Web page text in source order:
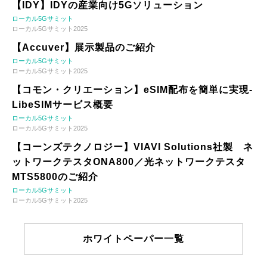
【IDY】IDYの産業向け5Gソリューション
ローカル5Gサミット
ローカル5Gサミット2025
【Accuver】展示製品のご紹介
ローカル5Gサミット
ローカル5Gサミット2025
【コモン・クリエーション】eSIM配布を簡単に実現-
LibeSIMサービス概要
ローカル5Gサミット
ローカル5Gサミット2025
【コーンズテクノロジー】VIAVI Solutions社製 ネ
ットワークテスタONA800／光ネットワークテスタ
MTS5800のご紹介
ローカル5Gサミット
ローカル5Gサミット2025
ホワイトペーパー一覧